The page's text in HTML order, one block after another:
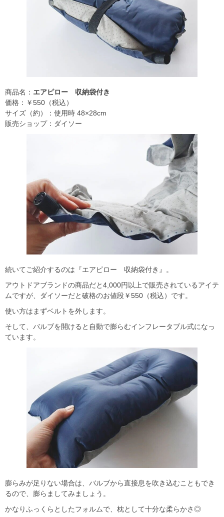
商品名： エアピロー 収納袋付き
価格：￥550（税込）
サイズ（約）：使用時 48×28cm
販売ショップ：ダイソー
続いてご紹介するのは『エアピロー 収納袋付き』。
アウトドアブランドの商品だと4,000円以上で販売されているアイテ
ムですが、ダイソーだと破格のお値段￥550（税込）です。
使い方はまずベルトを外します。
そして、バルブを開けると自動で膨らむインフレータブル式になっ
ています。
膨らみが足りない場合は、バルブから直接息を吹き込むこともでき
るので、膨らましてみましょう。
かなりふっくらとしたフォルムで、枕として十分な柔らかさ◎